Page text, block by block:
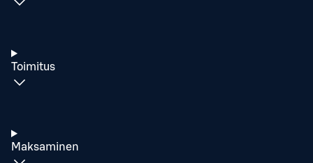
Toimitus
Maksaminen